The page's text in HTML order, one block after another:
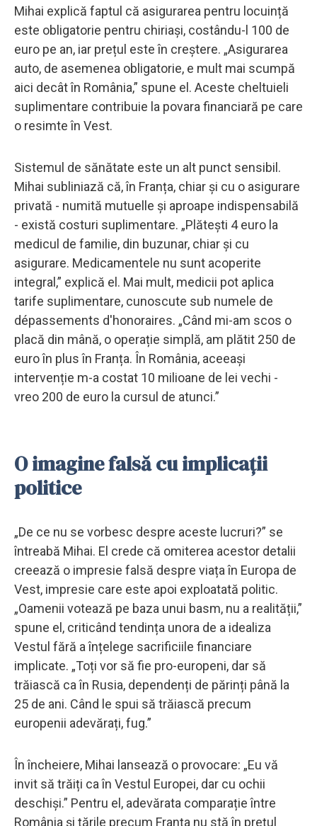
Mihai explică faptul că asigurarea pentru locuință
este obligatorie pentru chiriași, costându-l 100 de
euro pe an, iar prețul este în creștere. „Asigurarea
auto, de asemenea obligatorie, e mult mai scumpă
aici decât în România,” spune el. Aceste cheltuieli
suplimentare contribuie la povara financiară pe care
o resimte în Vest.
Sistemul de sănătate este un alt punct sensibil.
Mihai subliniază că, în Franța, chiar și cu o asigurare
privată - numită mutuelle și aproape indispensabilă
- există costuri suplimentare. „Plătești 4 euro la
medicul de familie, din buzunar, chiar și cu
asigurare. Medicamentele nu sunt acoperite
integral,” explică el. Mai mult, medicii pot aplica
tarife suplimentare, cunoscute sub numele de
dépassements d'honoraires. „Când mi-am scos o
placă din mână, o operație simplă, am plătit 250 de
euro în plus în Franța. În România, aceeași
intervenție m-a costat 10 milioane de lei vechi -
vreo 200 de euro la cursul de atunci.”
O imagine falsă cu implicații
politice
„De ce nu se vorbesc despre aceste lucruri?” se
întreabă Mihai. El crede că omiterea acestor detalii
creează o impresie falsă despre viața în Europa de
Vest, impresie care este apoi exploatată politic.
„Oamenii votează pe baza unui basm, nu a realității,”
spune el, criticând tendința unora de a idealiza
Vestul fără a înțelege sacrificiile financiare
implicate. „Toți vor să fie pro-europeni, dar să
trăiască ca în Rusia, dependenți de părinți până la
25 de ani. Când le spui să trăiască precum
europenii adevărați, fug.”
În încheiere, Mihai lansează o provocare: „Eu vă
invit să trăiți ca în Vestul Europei, dar cu ochii
deschiși.” Pentru el, adevărata comparație între
România și țările precum Franța nu stă în prețul